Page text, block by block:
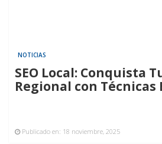
NOTICIAS
SEO Local: Conquista
Regional con Técnicas
Publicado en: 18 noviembre, 2025